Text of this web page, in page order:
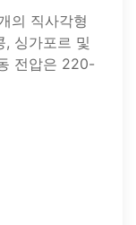
의 직사각형
, 싱가포르 및
전압은 220-